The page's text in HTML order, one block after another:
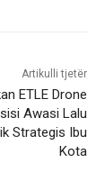
Artikulli tjetër
ETLE Drone
Awasi Lalu
Strategis Ibu
Kota